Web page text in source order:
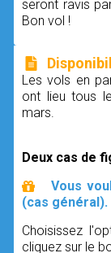
seront ravis
Bon vol !
Les vols en
ont lieu tous
mars.
Deux cas de
Vous
(cas général).
Choisissez
cliquez sur le